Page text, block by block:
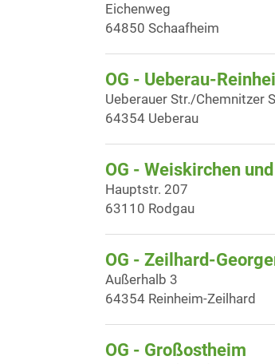
Eichenweg
64850 Schaafheim
OG - Ueberau-
Ueberauer Str./Chemnitzer
64354 Ueberau
OG - Weiskirchen
Hauptstr. 207
63110 Rodgau
OG - Zeilhard-
Außerhalb 3
64354 Reinheim-Zeilhard
OG - Großostheim